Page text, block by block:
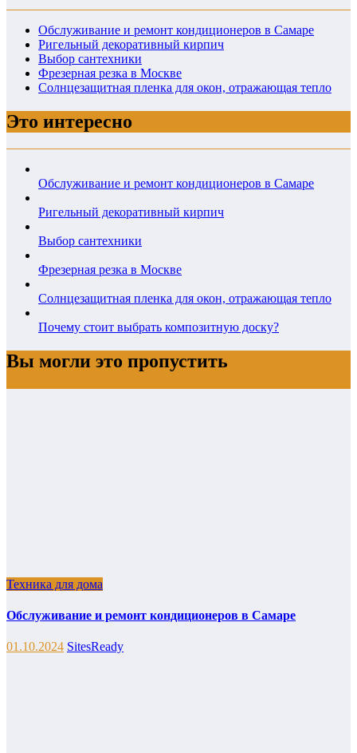
Обслуживание и ремонт кондиционеров в Самаре
Ригельный декоративный кирпич
Выбор сантехники
Фрезерная резка в Москве
Солнцезащитная пленка для окон, отражающая тепло
Это интересно
Обслуживание и ремонт кондиционеров в Самаре
Ригельный декоративный кирпич
Выбор сантехники
Фрезерная резка в Москве
Солнцезащитная пленка для окон, отражающая тепло
Почему стоит выбрать композитную доску?
Вы могли это пропустить
Техника для дома
Обслуживание и ремонт кондиционеров в Самаре
01.10.2024 SitesReady